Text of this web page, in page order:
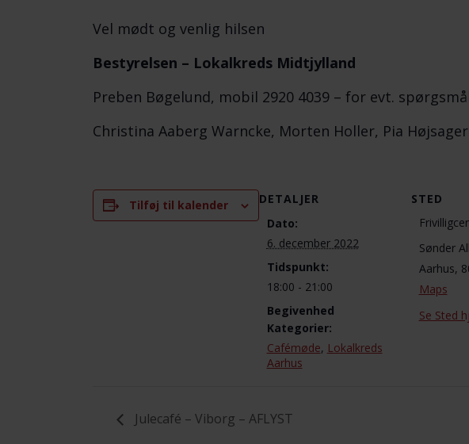
Vel mødt og venlig hilsen
Bestyrelsen – Lokalkreds Midtjylland
Preben Bøgelund, mobil 2920 4039 – for evt.
Christina Aaberg Warncke, Morten Holler, Pia
Tilføj til kalender
DETALJER
Dato:
6. december 2022
Tidspunkt:
18:00 - 21:00
Begivenhed
Kategorier:
Cafémøde, Lokalkreds
Aarhus
STED
Sønder
Aarhus,
Maps
Se Sted
Julecafé – Viborg – AFLYST